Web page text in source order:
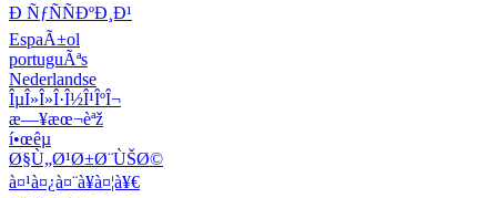
Ð ÑƒÑÑÐºÐ¸Ð¹
EspaÃ±ol
portuguÃªs
Nederlandse
ÎµÎ»Î»Î·Î½Î¹ÎºÎ¬
æ—¥æœ¬èªž
í•œêµ­
Ø§Ù„Ø¹Ø±Ø¨ÙŠØ©
à¤¹à¤¿à¤¨à¥à¤¦à¥€